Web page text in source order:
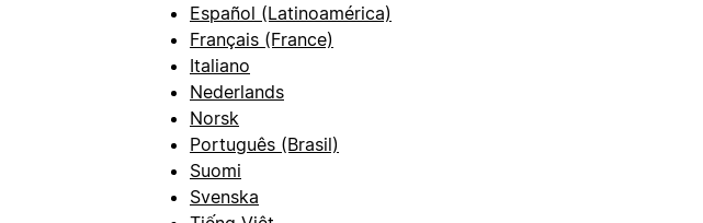
Español (Latinoamérica)
Français (France)
Italiano
Nederlands
Norsk
Português (Brasil)
Suomi
Svenska